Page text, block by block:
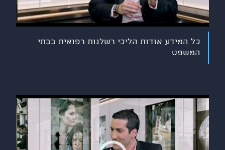
כל המידע אודות הליכי רשלנות רפואית בבתי
המשפט